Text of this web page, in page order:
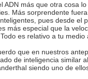
ADN más que otra cosa
Más sorprendente
pues desde el
más especial que la
es relativo a tu medio
que en nuestros
de inteligencia similar
siendo uno de